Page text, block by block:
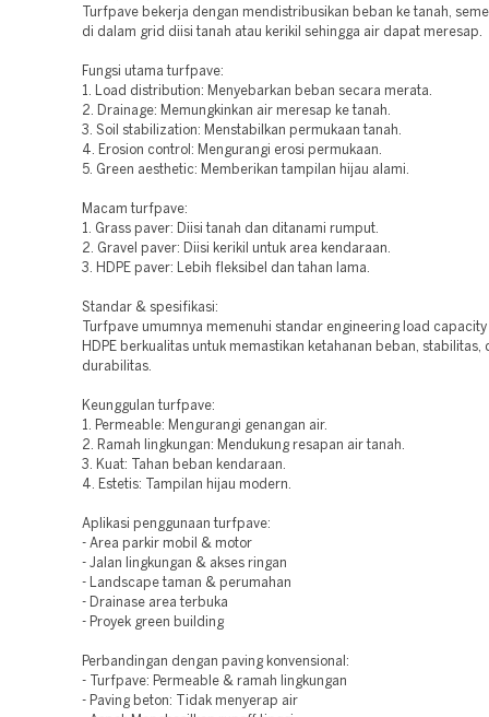
Turfpave bekerja dengan mendistribusikan beban ke tanah,
di dalam grid diisi tanah atau kerikil sehingga air dapat meresap.
Fungsi utama turfpave:
1. Load distribution: Menyebarkan beban secara merata.
2. Drainage: Memungkinkan air meresap ke tanah.
3. Soil stabilization: Menstabilkan permukaan tanah.
4. Erosion control: Mengurangi erosi permukaan.
5. Green aesthetic: Memberikan tampilan hijau alami.
Macam turfpave:
1. Grass paver: Diisi tanah dan ditanami rumput.
2. Gravel paver: Diisi kerikil untuk area kendaraan.
3. HDPE paver: Lebih fleksibel dan tahan lama.
Standar & spesifikasi:
Turfpave umumnya memenuhi standar engineering load
HDPE berkualitas untuk memastikan ketahanan beban, stabilitas,
durabilitas.
Keunggulan turfpave:
1. Permeable: Mengurangi genangan air.
2. Ramah lingkungan: Mendukung resapan air tanah.
3. Kuat: Tahan beban kendaraan.
4. Estetis: Tampilan hijau modern.
Aplikasi penggunaan turfpave:
- Area parkir mobil & motor
- Jalan lingkungan & akses ringan
- Landscape taman & perumahan
- Drainase area terbuka
- Proyek green building
Perbandingan dengan paving konvensional:
- Turfpave: Permeable & ramah lingkungan
- Paving beton: Tidak menyerap air